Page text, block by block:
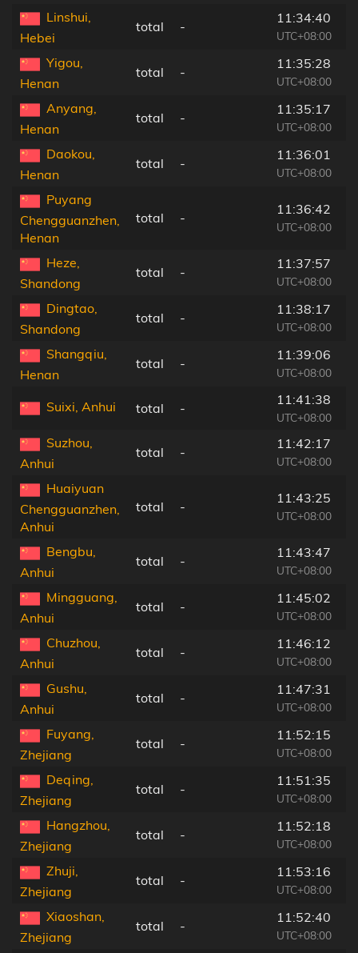
Linshui,
Hebei
total -
11:34:40
UTC+08:00
Yigou,
Henan
total -
11:35:28
UTC+08:00
Anyang,
Henan
total -
11:35:17
UTC+08:00
Daokou,
Henan
total -
11:36:01
UTC+08:00
Puyang
Chengguanzhen,
Henan
total -
11:36:42
UTC+08:00
Heze,
Shandong
total -
11:37:57
UTC+08:00
Dingtao,
Shandong
total -
11:38:17
UTC+08:00
Shangqiu,
Henan
total -
11:39:06
UTC+08:00
Suixi, Anhui total -
11:41:38
UTC+08:00
Suzhou,
Anhui
total -
11:42:17
UTC+08:00
Huaiyuan
Chengguanzhen,
Anhui
total -
11:43:25
UTC+08:00
Bengbu,
Anhui
total -
11:43:47
UTC+08:00
Mingguang,
Anhui
total -
11:45:02
UTC+08:00
Chuzhou,
Anhui
total -
11:46:12
UTC+08:00
Gushu,
Anhui
total -
11:47:31
UTC+08:00
Fuyang,
Zhejiang
total -
11:52:15
UTC+08:00
Deqing,
Zhejiang
total -
11:51:35
UTC+08:00
Hangzhou,
Zhejiang
total -
11:52:18
UTC+08:00
Zhuji,
Zhejiang
total -
11:53:16
UTC+08:00
Xiaoshan,
Zhejiang
total -
11:52:40
UTC+08:00